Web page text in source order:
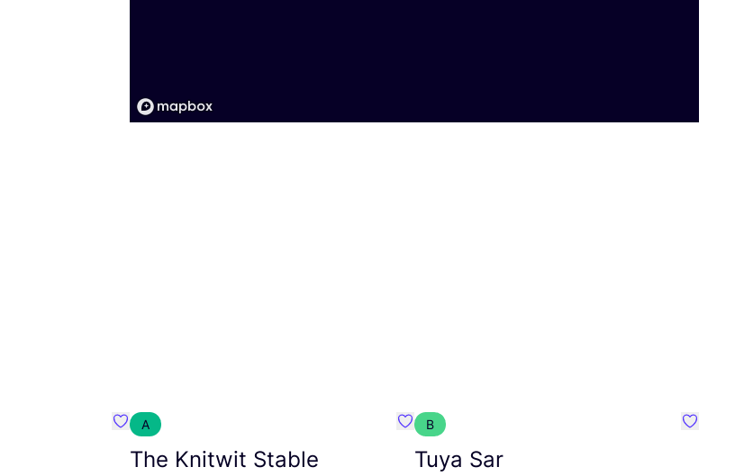
Favoriete {naam}
A
The Knitwit Stable
Favoriete {naam}
B
Tuya Sar